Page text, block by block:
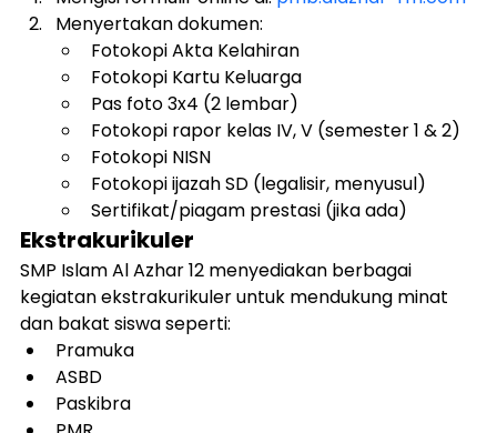
Menyertakan dokumen:
Fotokopi Akta Kelahiran
Fotokopi Kartu Keluarga
Pas foto 3x4 (2 lembar)
Fotokopi rapor kelas IV, V (semester 1 & 2)
Fotokopi NISN
Fotokopi ijazah SD (legalisir, menyusul)
Sertifikat/piagam prestasi (jika ada)
Ekstrakurikuler
SMP Islam Al Azhar 12 menyediakan berbagai
kegiatan ekstrakurikuler untuk mendukung minat
dan bakat siswa seperti:
Pramuka
ASBD
Paskibra